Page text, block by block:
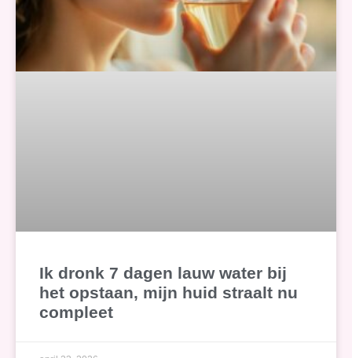
Ik dronk 7 dagen lauw water bij
het opstaan, mijn huid straalt nu
compleet